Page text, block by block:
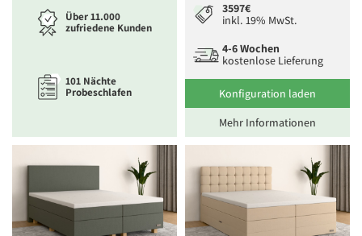
Über 11.000
zufriedene Kunden
101 Nächte
Probeschlafen
3597€
inkl. 19% MwSt.
4-6 Wochen
kostenlose Lieferung
Konfiguration laden
Mehr Informationen